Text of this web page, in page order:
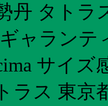
丹 タトラ
ャランテ
サイズ
ラス 東京